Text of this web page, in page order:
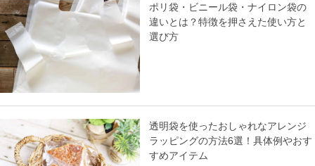
ポリ袋・ビニール袋・ナイロン袋の
違いとは？特徴を押さえた使い方と
選び方
透明袋を使ったおしゃれなアレンジ
ラッピングの方法6選！具体例やおす
すめアイテム